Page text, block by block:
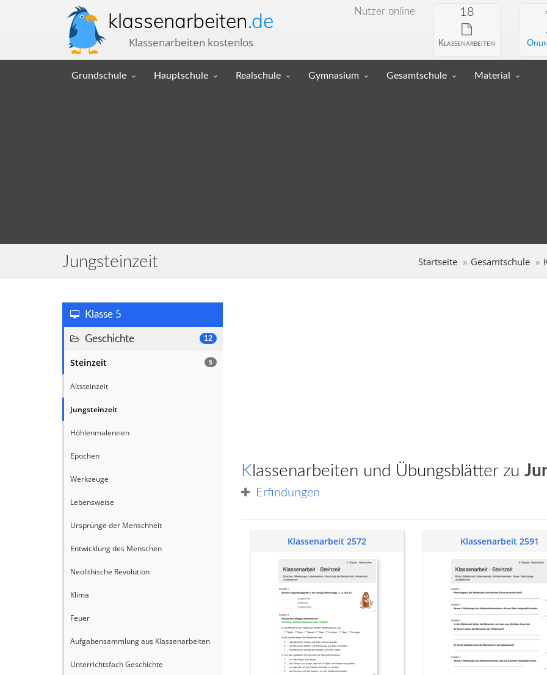
klassenarbeiten.de
Klassenarbeiten kostenlos
Nutzer online 18
Klassenarbeiten
Grundschule Hauptschule Realschule Gymnasium Gesamtschule Material
Jungsteinzeit Startseite Gesamtschule
Klasse 5
12
Geschichte
5
Steinzeit
Altsteinzeit
Jungsteinzeit
Höhlenmalereien
Epochen
Werkzeuge
Lebensweise
Ursprünge der Menschheit
Entwicklung des Menschen
Neolithische Revolution
Klima
Feuer
Aufgabensammlung aus Klassenarbeiten
Unterrichtsfach Geschichte
Klassenarbeiten und Übungsblätter zu
Erfindungen
Klassenarbeit 2572 Klassenarbeit 2591